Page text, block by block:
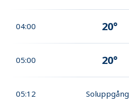
04:00 20°
05:00 20°
05:12 Soluppgång